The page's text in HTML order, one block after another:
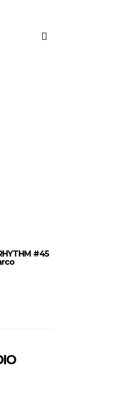
#45